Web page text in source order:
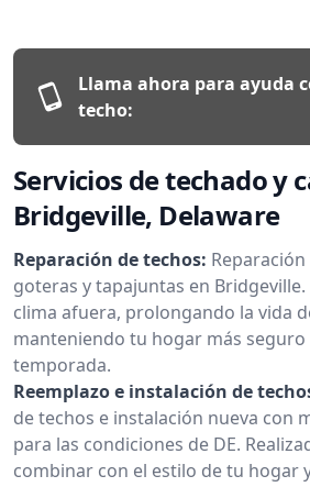
Llama ahora para ayuda
techo:
Servicios de techado y
Bridgeville, Delaware
Reparación de techos:
goteras y tapajuntas en
clima afuera, prolongando la vida
manteniendo tu hogar más
temporada.
Reemplazo e instalación de
de techos e instalación nueva con
para las condiciones de DE.
combinar con el estilo de tu hogar